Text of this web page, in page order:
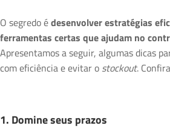
O segredo édesenvolver estratégias
ferramentas certas que ajudam no
Apresentamos a seguir, algumas dicas
com eficiência e evitar o stockout.
1. Domine seus prazos